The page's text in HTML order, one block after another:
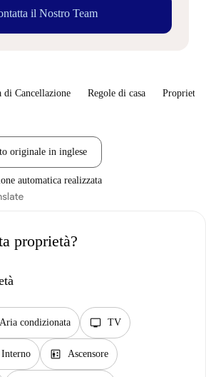
il Nostro Team
di Cancellazione Regole di casa
originale in inglese
automatica realizzata
proprietà?
Aria condizionata tv TV
Interno elevator Ascensore